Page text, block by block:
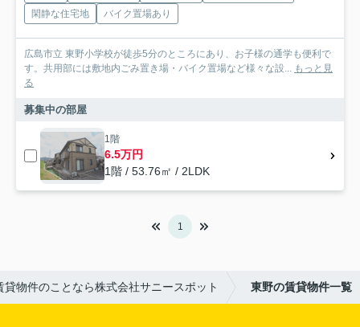
閑静な住宅地
バイク置場あり
広島市立 東野小学校が徒歩5分のところにあり、お子様の通学も便利で
す。共用部には敷地内ごみ置き場・バイク置場など様々な設... もっと見
る
募集中の部屋
1階
6.5万円
1階 / 53.76㎡ / 2LDK
1
物件のことなら株式会社サニースポット 東野の賃貸物件一覧